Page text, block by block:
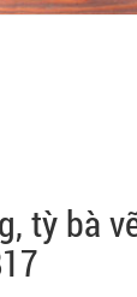
tỳ bà